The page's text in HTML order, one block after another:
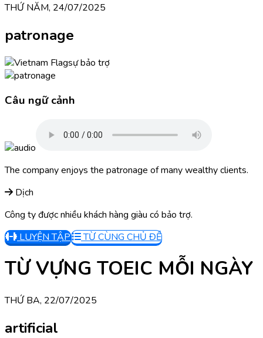
THỨ NĂM, 24/07/2025
patronage
sự bảo trợ
Câu ngữ cảnh
The company enjoys the patronage of many wealthy clients.
Dịch
Công ty được nhiều khách hàng giàu có bảo trợ.
LUYỆN TẬP
TỪ CÙNG CHỦ ĐỀ
TỪ VỰNG TOEIC MỖI NGÀY
THỨ BA, 22/07/2025
artificial